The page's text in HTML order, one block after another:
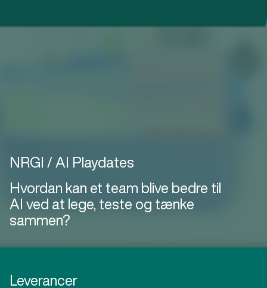
NRGI / AI Playdates
Hvordan kan et team blive bedre til
AI ved at lege, teste og tænke
sammen?
Leverancer